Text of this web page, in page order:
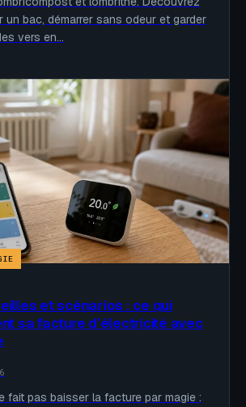
un bac, démarrer sans odeur et garder
vers en…
et scénarios : ce qui
sa facture d’électricité avec
fait pas baisser la facture par magie :